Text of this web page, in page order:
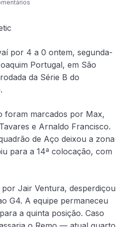
por 4 a 0 ontem, segunda-
Portugal, em São
da Série B do
foram marcados por Max,
e Arnaldo Francisco.
de Aço deixou a zona
para a 14ª colocação, com
Jair Ventura, desperdiçou
G4. A equipe permaneceu
a quinta posição. Caso